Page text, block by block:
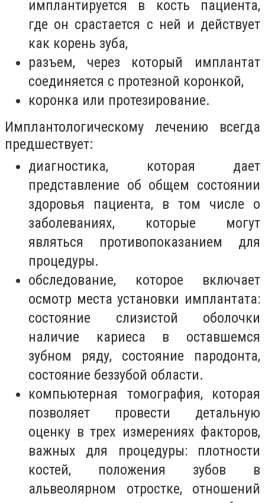
имплантируется в кость пациента,
где он срастается с ней и действует
как корень зуба,
разъем, через который имплантат
соединяется с протезной коронкой,
коронка или протезирование.
Имплантологическому лечению всегда
предшествует:
диагностика, которая дает
представление об общем состоянии
здоровья пациента, в том числе о
заболеваниях, которые могут
являться противопоказанием для
процедуры.
обследование, которое включает
осмотр места установки имплантата:
состояние слизистой оболочки
наличие кариеса в оставшемся
зубном ряду, состояние пародонта,
состояние беззубой области.
компьютерная томография, которая
позволяет провести детальную
оценку в трех измерениях факторов,
важных для процедуры: плотности
костей, положения зубов в
альвеолярном отростке, отношений